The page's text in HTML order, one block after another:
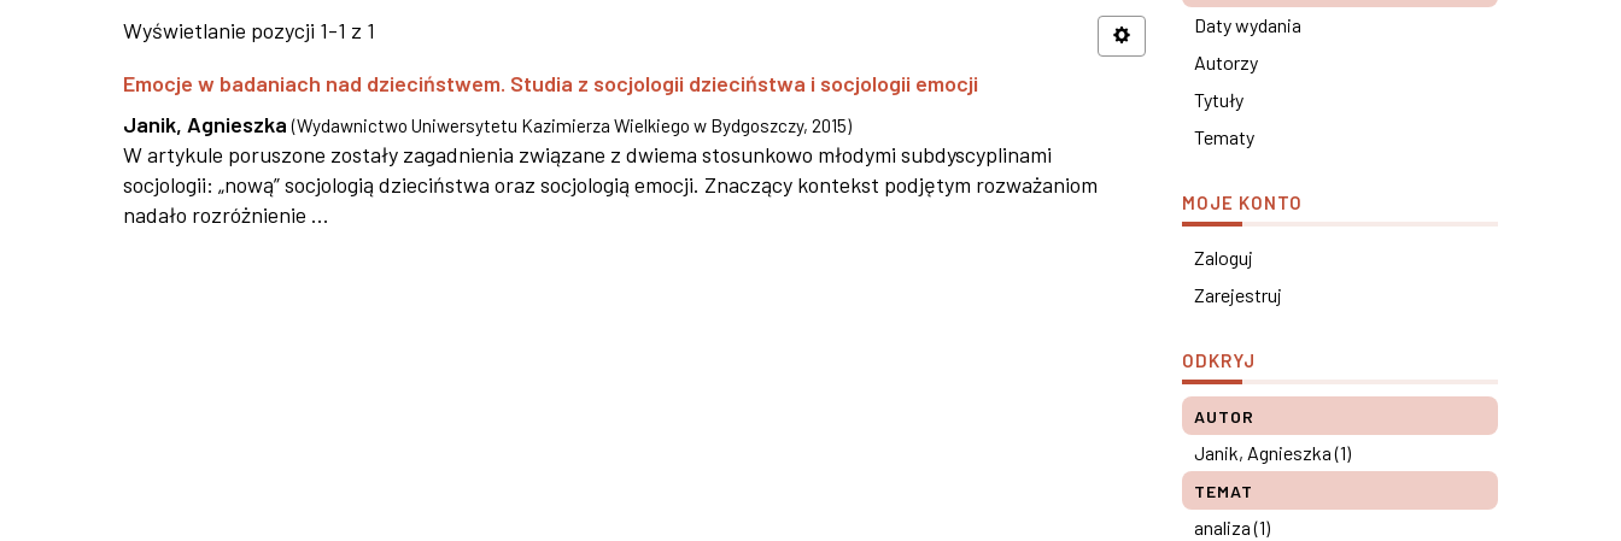
Wyświetlanie pozycji 1-1 z 1
Emocje w badaniach nad dzieciństwem. Studia z socjologii dzieciństwa i socjologii emocji
Janik, Agnieszka (Wydawnictwo Uniwersytetu Kazimierza Wielkiego w Bydgoszczy, 2015)
W artykule poruszone zostały zagadnienia związane z dwiema stosunkowo młodymi subdyscyplinami
socjologii: „nową” socjologią dzieciństwa oraz socjologią emocji. Znaczący kontekst podjętym rozważaniom
nadało rozróżnienie ...
Daty wydania
Autorzy
Tytuły
Tematy
MOJE KONTO
Zaloguj
Zarejestruj
ODKRYJ
AUTOR
Janik, Agnieszka (1)
TEMAT
analiza (1)